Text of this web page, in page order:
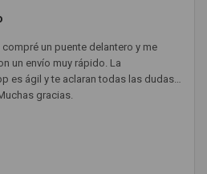
un puente delantero y me
un envío muy rápido. La
es ágil y te aclaran todas las dudas.
gracias.